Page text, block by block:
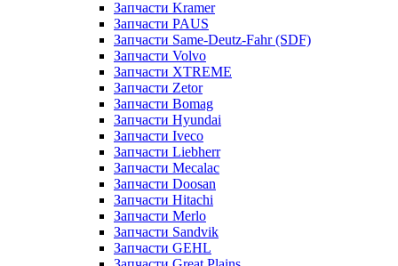
Запчасти Kramer
Запчасти PAUS
Запчасти Same-Deutz-Fahr (SDF)
Запчасти Volvo
Запчасти XTREME
Запчасти Zetor
Запчасти Bomag
Запчасти Hyundai
Запчасти Iveco
Запчасти Liebherr
Запчасти Mecalac
Запчасти Doosan
Запчасти Hitachi
Запчасти Merlo
Запчасти Sandvik
Запчасти GEHL